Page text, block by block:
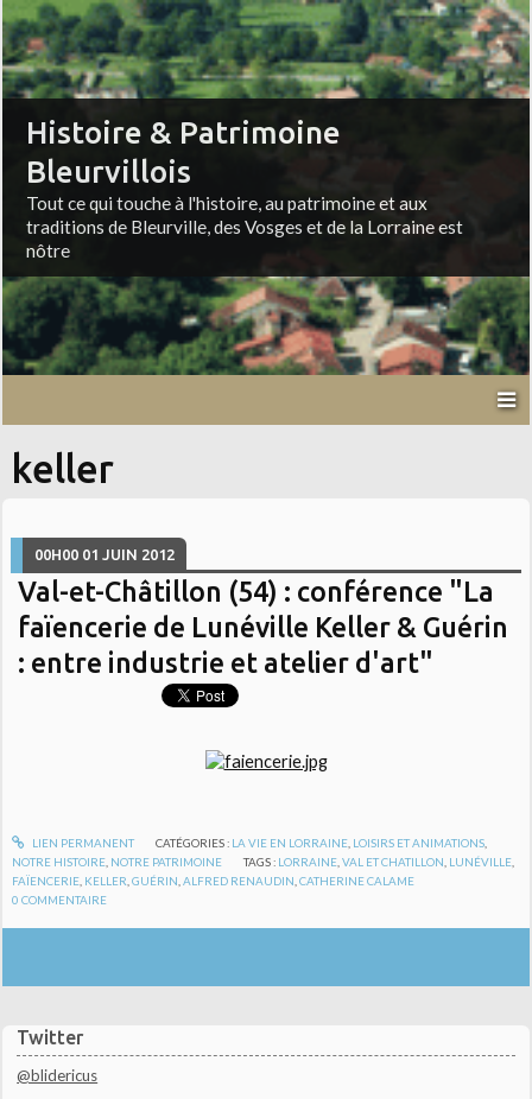
Twitter
@blidericus
Histoire & Patrimoine
Bleurvillois
Tout ce qui touche à l'histoire, au patrimoine et aux
traditions de Bleurville, des Vosges et de la Lorraine est
nôtre
keller
00H00 01 JUIN 2012
Val-et-Châtillon (54) : conférence "La
faïencerie de Lunéville Keller & Guérin
: entre industrie et atelier d'art"
LIEN PERMANENT CATÉGORIES : LA VIE EN LORRAINE, LOISIRS ET ANIMATIONS,
NOTRE HISTOIRE NOTRE PATRIMOINE TAGS : LORRAINE ,VAL ET CHATILLON LUNÉVILLE
FAÏENCERIE KELLER ,GUÉRIN ,ALFRED RENAUDIN ,CATHERINE CALAME
0 COMMENTAIRE